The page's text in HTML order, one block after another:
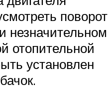
поворот
незначительном
отопительной
установлен